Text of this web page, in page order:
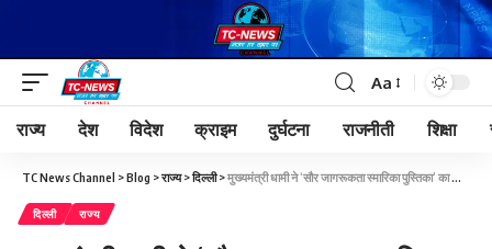
Aa
राज्य देश विदेश क्राइम दुर्घटना राजनीती शिक्षा
TC News Channel >Blog >राज्य>दिल्ली>मुख्यमंत्री धामी ने ‘सौर जागरूकता स्मारिका पुस्तिका’ का किया विमोचन
दिल्ली राज्य